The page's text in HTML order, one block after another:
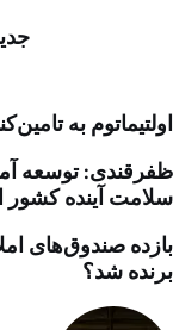
اولتیماتوم به
ظفرقندی: توسعه
سلامت آینده
بازده صندوق‌های
برنده شد؟